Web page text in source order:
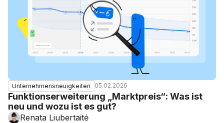
Unternehmensneuigkeiten 05.02.2026
Funktionserweiterung „Marktpreis“: Was ist
neu und wozu ist es gut?
Renata Liubertaitė